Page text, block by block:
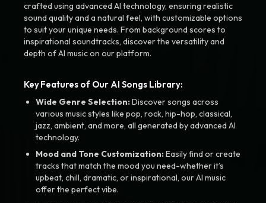
crafted using advanced AI technology, ensuring realistic
sound quality and a natural feel, with customizable options
to suit your unique needs. From background scores to
inspirational soundtracks, discover the versatility and
depth of AI music on our platform.
Key Features of Our AI Songs Library:
Wide Genre Selection:Discover songs across
various music styles like pop, rock, hip-hop, classical,
jazz, ambient, and more, all generated by advanced AI
technology.
Mood and Tone Customization:Easily find or create
tracks that match the mood you need-whether it’s
upbeat, chill, dramatic, or inspirational, our AI music
offer the perfect vibe.